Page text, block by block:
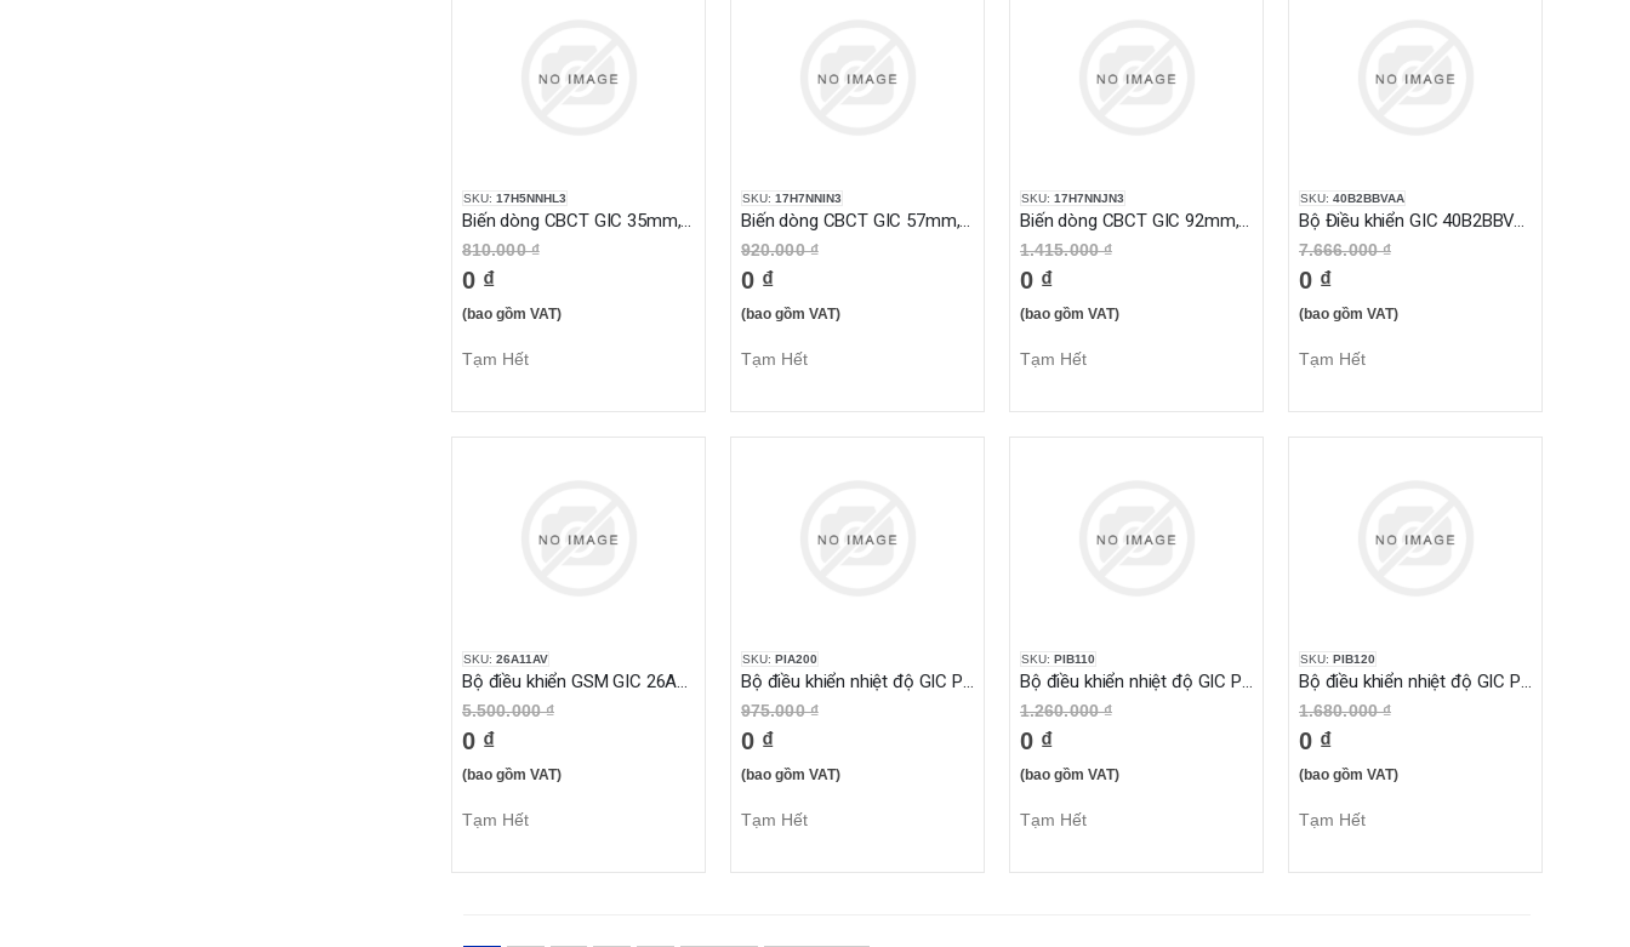
SKU: 17H5NNHL3
Biến dòng CBCT GIC 35mm, 60 mA - 300 mA
810.000 ₫
0 ₫
(bao gồm VAT)
Tạm Hết
SKU: 17H7NNIN3
Biến dòng CBCT GIC 57mm, 30 mA - 30A
920.000 ₫
0 ₫
(bao gồm VAT)
Tạm Hết
SKU: 17H7NNJN3
Biến dòng CBCT GIC 92mm, 30 mA - 30A
1.415.000 ₫
0 ₫
(bao gồm VAT)
Tạm Hết
SKU: 40B2BBVAA
Bộ Điều khiển GIC 40B2BBVAA
7.666.000 ₫
0 ₫
(bao gồm VAT)
Tạm Hết
SKU: 26A11AV
Bộ điều khiển GSM GIC 26A11AV
5.500.000 ₫
0 ₫
(bao gồm VAT)
Tạm Hết
SKU: PIA200
Bộ điều khiển nhiệt độ GIC PIA200
975.000 ₫
0 ₫
(bao gồm VAT)
Tạm Hết
SKU: PIB110
Bộ điều khiển nhiệt độ GIC PIB110
1.260.000 ₫
0 ₫
(bao gồm VAT)
Tạm Hết
SKU: PIB120
Bộ điều khiển nhiệt độ GIC PIB120
1.680.000 ₫
0 ₫
(bao gồm VAT)
Tạm Hết